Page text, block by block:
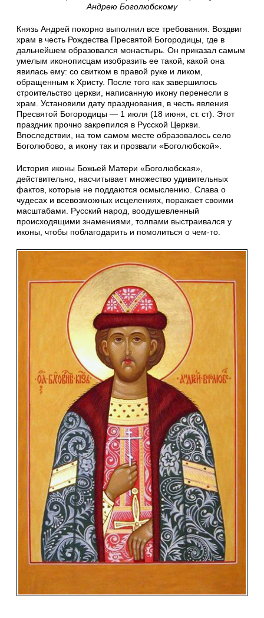
Андрею Боголюбскому
Князь Андрей покорно выполнил все требования. Воздвиг
храм в честь Рождества Пресвятой Богородицы, где в
дальнейшем образовался монастырь. Он приказал самым
умелым иконописцам изобразить ее такой, какой она
явилась ему: со свитком в правой руке и ликом,
обращенным к Христу. После того как завершилось
строительство церкви, написанную икону перенесли в
храм. Установили дату празднования, в честь явления
Пресвятой Богородицы — 1 июля (18 июня, ст. ст). Этот
праздник прочно закрепился в Русской Церкви.
Впоследствии, на том самом месте образовалось село
Боголюбово, а икону так и прозвали «Боголюбской».
История иконы Божьей Матери «Боголюбская»,
действительно, насчитывает множество удивительных
фактов, которые не поддаются осмыслению. Слава о
чудесах и всевозможных исцелениях, поражает своими
масштабами. Русский народ, воодушевленный
происходящими знамениями, толпами выстраивался у
иконы, чтобы поблагодарить и помолиться о чем-то.